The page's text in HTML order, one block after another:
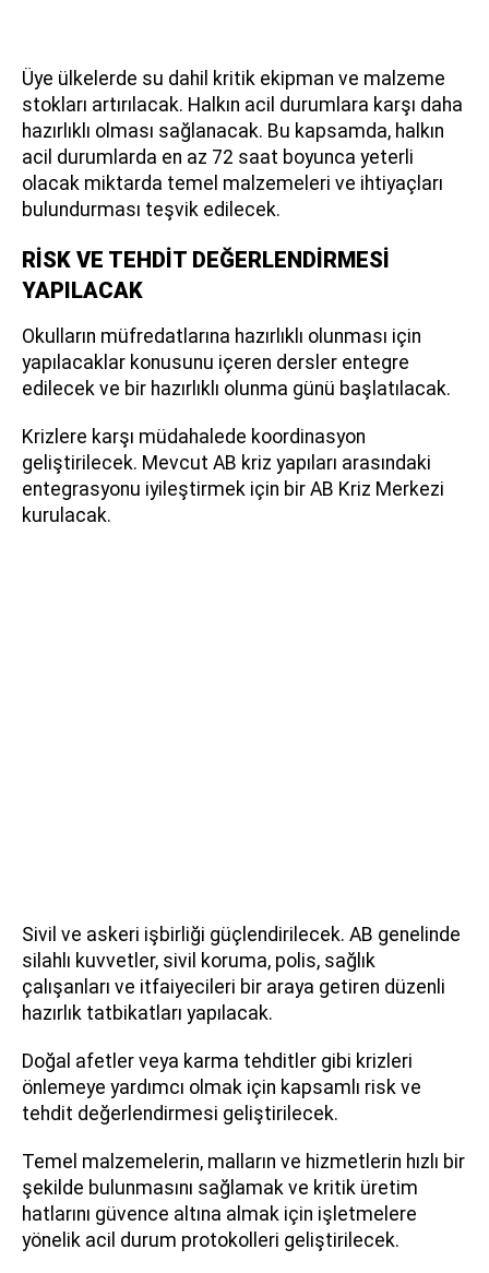
Üye ülkelerde su dahil kritik ekipman ve malzeme
stokları artırılacak. Halkın acil durumlara karşı daha
hazırlıklı olması sağlanacak. Bu kapsamda, halkın
acil durumlarda en az 72 saat boyunca yeterli
olacak miktarda temel malzemeleri ve ihtiyaçları
bulundurması teşvik edilecek.
RİSK VE TEHDİT DEĞERLENDİRMESİ
YAPILACAK
Okulların müfredatlarına hazırlıklı olunması için
yapılacaklar konusunu içeren dersler entegre
edilecek ve bir hazırlıklı olunma günü başlatılacak.
Krizlere karşı müdahalede koordinasyon
geliştirilecek. Mevcut AB kriz yapıları arasındaki
entegrasyonu iyileştirmek için bir AB Kriz Merkezi
kurulacak.
Sivil ve askeri işbirliği güçlendirilecek. AB genelinde
silahlı kuvvetler, sivil koruma, polis, sağlık
çalışanları ve itfaiyecileri bir araya getiren düzenli
hazırlık tatbikatları yapılacak.
Doğal afetler veya karma tehditler gibi krizleri
önlemeye yardımcı olmak için kapsamlı risk ve
tehdit değerlendirmesi geliştirilecek.
Temel malzemelerin, malların ve hizmetlerin hızlı bir
şekilde bulunmasını sağlamak ve kritik üretim
hatlarını güvence altına almak için işletmelere
yönelik acil durum protokolleri geliştirilecek.